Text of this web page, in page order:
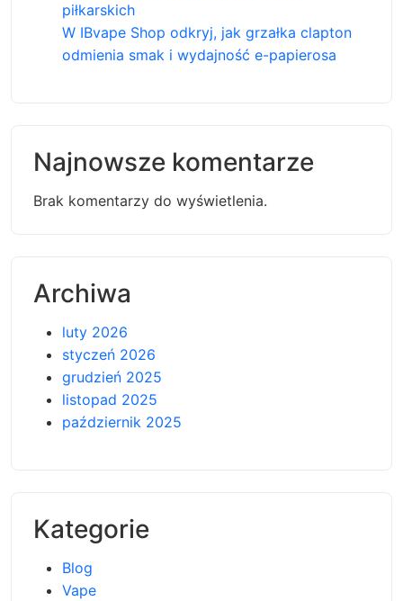
piłkarskich
W IBvape Shop odkryj, jak grzałka clapton
odmienia smak i wydajność e-papierosa
Najnowsze komentarze
Brak komentarzy do wyświetlenia.
Archiwa
luty 2026
styczeń 2026
grudzień 2025
listopad 2025
październik 2025
Kategorie
Blog
Vape